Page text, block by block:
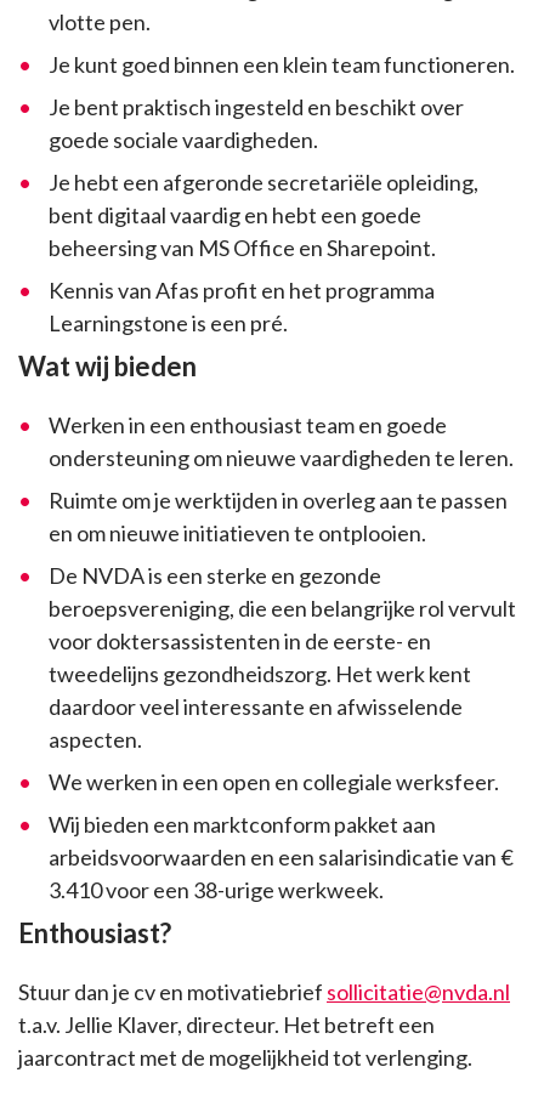
vlotte pen.
Je kunt goed binnen een klein team functioneren.
Je bent praktisch ingesteld en beschikt over
goede sociale vaardigheden.
Je hebt een afgeronde secretariële opleiding,
bent digitaal vaardig en hebt een goede
beheersing van MS Office en Sharepoint.
Kennis van Afas profit en het programma
Learningstone is een pré.
Wat wij bieden
Werken in een enthousiast team en goede
ondersteuning om nieuwe vaardigheden te leren.
Ruimte om je werktijden in overleg aan te passen
en om nieuwe initiatieven te ontplooien.
De NVDA is een sterke en gezonde
beroepsvereniging, die een belangrijke rol vervult
voor doktersassistenten in de eerste- en
tweedelijns gezondheidszorg. Het werk kent
daardoor veel interessante en afwisselende
aspecten.
We werken in een open en collegiale werksfeer.
Wij bieden een marktconform pakket aan
arbeidsvoorwaarden en een salarisindicatie van €
3.410 voor een 38-urige werkweek.
Enthousiast?
Stuur dan je cv en motivatiebrief sollicitatie@nvda.nl
t.a.v. Jellie Klaver, directeur. Het betreft een
jaarcontract met de mogelijkheid tot verlenging.